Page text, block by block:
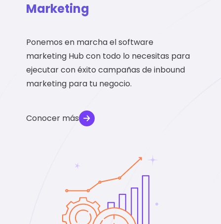
Marketing
Ponemos en marcha el software
marketing Hub con todo lo necesitas para
ejecutar con éxito campañas de inbound
marketing para tu negocio.
Conocer más